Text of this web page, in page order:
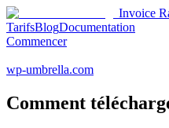
Invoice
TarifsBlogDocumentation
Commencer
wp-umbrella.com
Comment